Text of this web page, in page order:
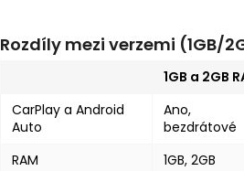
Rozdíly mezi verzemi (1GB/
1GB a 2GB
CarPlay a Android
Auto
Ano,
bezdrátové
RAM 1GB, 2GB